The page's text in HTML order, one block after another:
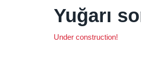
Yuğarı
Under construction!